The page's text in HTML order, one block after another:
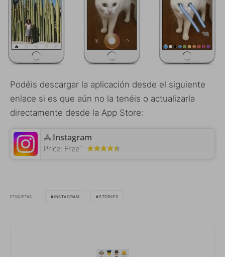
Podéis descargar la aplicación desde el siguiente
enlace si es que aún no la tenéis o actualizarla
directamente desde la App Store:
‎Instagram
Price: Free+
ETIQUETAS INSTAGRAM STORIES